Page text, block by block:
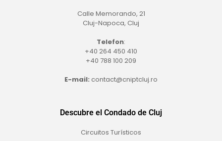
Calle Memorando, 21
Cluj-Napoca, Cluj
Telefon:
+40 264 450 410
+40 788 100 209
E-mail: contact@cniptcluj.ro
Descubre el Condado de Cluj
Circuitos Turísticos